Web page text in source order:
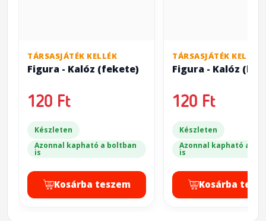
TÁRSASJÁTÉK KELLÉK
Figura - Kalóz (fekete)
120 Ft
Készleten
Azonnal kapható a boltban
is
Kosárba teszem
TÁRSASJÁTÉK KELLÉK
Figura - Kalóz
120 Ft
Készleten
Azonnal kapható a
is
Kosárba